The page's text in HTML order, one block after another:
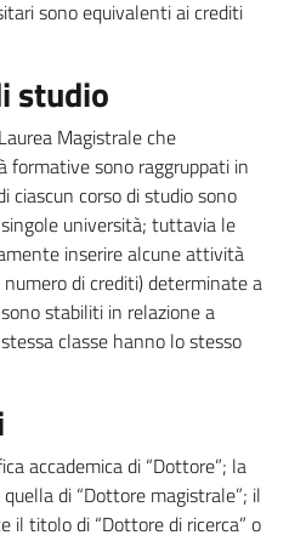
sono equivalenti ai crediti
studio
Magistrale che
sono raggruppati in
ciascun corso di studio sono
università; tuttavia le
inserire alcune attività
di crediti) determinate a
stabiliti in relazione a
classe hanno lo stesso
accademica di “Dottore”; la
di “Dottore magistrale”; il
il titolo di “Dottore di ricerca” o